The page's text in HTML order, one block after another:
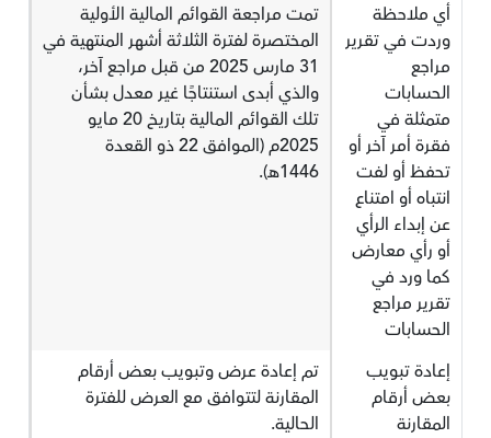
أي ملاحظة
وردت في تقرير
مراجع
الحسابات
متمثلة في
فقرة أمر آخر أو
تحفظ أو لفت
انتباه أو امتناع
عن إبداء الرأي
أو رأي معارض
كما ورد في
تقرير مراجع
الحسابات
تمت مراجعة القوائم المالية الأولية
المختصرة لفترة الثلاثة أشهر المنتهية في
31 مارس 2025 من قبل مراجع آخر،
والذي أبدى استنتاجًا غير معدل بشأن
تلك القوائم المالية بتاريخ 20 مايو
2025م (الموافق 22 ذو القعدة
1446هـ).
إعادة تبويب
بعض أرقام
المقارنة
تم إعادة عرض وتبويب بعض أرقام
المقارنة لتتوافق مع العرض للفترة
الحالية.